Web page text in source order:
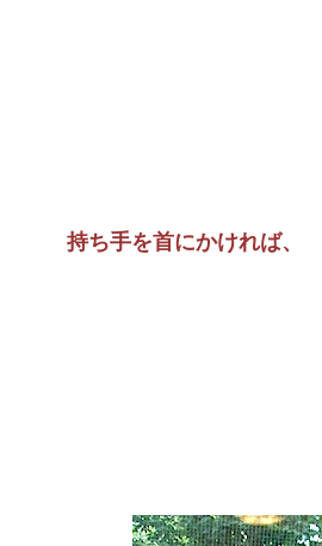
持ち手を首にかければ、